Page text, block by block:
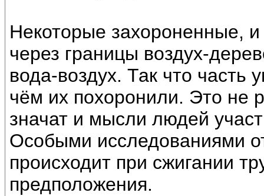
Некоторые захороненные,
через границы воздух-
вода-воздух. Так что часть
чём их похоронили. Это не
значат и мысли людей
Особыми исследованиями
происходит при сжигании
предположения.